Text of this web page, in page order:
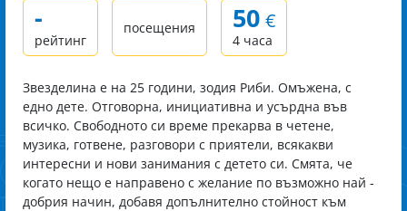
-
рейтинг
посещения 50 €
4 часа
Звезделина е на 25 години, зодия Риби. Омъжена, с
едно дете. Отговорна, инициативна и усърдна във
всичко. Свободното си време прекарва в четене,
музика, готвене, разговори с приятели, всякакви
интересни и нови занимания с детето си. Смята, че
когато нещо е направено с желание по възможно най -
добрия начин, добавя допълнително стойност към